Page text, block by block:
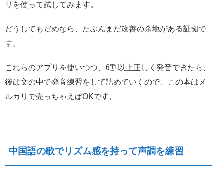
リを使って試してみます。
どうしてもだめなら、たぶんまだ改善の余地がある証拠で
す。
これらのアプリを使いつつ、6割以上正しく発音できたら、
後は文の中で発音練習をして詰めていくので、この本はメ
ルカリで売っちゃえばOKです。
中国語の歌でリズム感を持って声調を練習